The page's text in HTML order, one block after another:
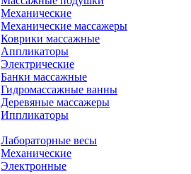
Механические
Механические массажеры
Коврики массажные
Аппликаторы
Электрические
Банки массажные
Гидромассажные ванны
Деревяные массажеры
Иппликаторы
Лабораторные весы
Механические
Электронные